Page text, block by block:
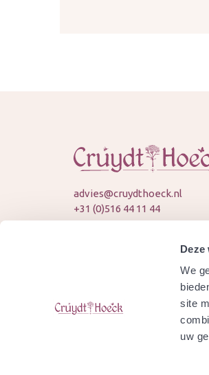
Deze
We
site
uw
advies@cruydthoeck.nl
+31 (0)516 44 11 44